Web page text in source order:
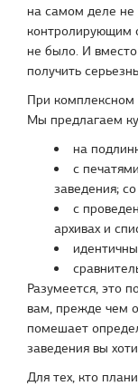
на самом деле не
контролирующим
не было. И
получить
При комплексном
Мы предлагаем
на
с
заведения;
с
архивах и
Разумеется, это
вам, прежде чем
помешает
заведения вы
Для тех, кто